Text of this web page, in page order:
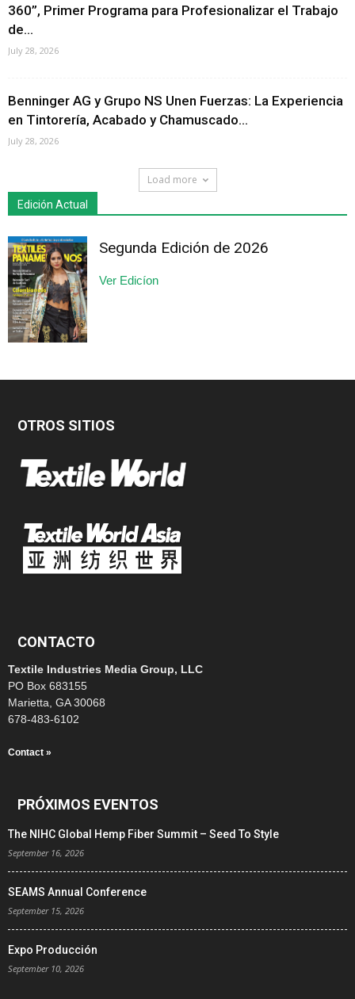
360”, Primer Programa para Profesionalizar el Trabajo
de...
July 28, 2026
Benninger AG y Grupo NS Unen Fuerzas: La Experiencia
en Tintorería, Acabado y Chamuscado...
July 28, 2026
Load more
Edición Actual
Segunda Edición de 2026
Ver Edicíon
OTROS SITIOS
CONTACTO
Textile Industries Media Group, LLC
PO Box 683155
Marietta, GA 30068
678-483-6102
Contact »
PRÓXIMOS EVENTOS
The NIHC Global Hemp Fiber Summit – Seed To Style
September 16, 2026
SEAMS Annual Conference
September 15, 2026
Expo Producción
September 10, 2026